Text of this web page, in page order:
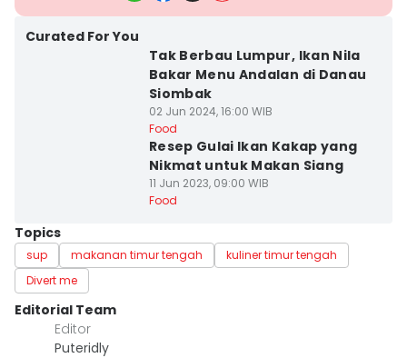
Curated For You
Tak Berbau Lumpur, Ikan Nila
Bakar Menu Andalan di Danau
Siombak
02 Jun 2024, 16:00 WIB
Food
Resep Gulai Ikan Kakap yang
Nikmat untuk Makan Siang
11 Jun 2023, 09:00 WIB
Food
Topics
sup makanan timur tengah
kuliner timur tengah
Divert me
Editorial Team
Editor
Puteridly